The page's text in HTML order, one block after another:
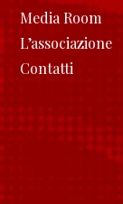
Media Room
L’associazione
Contatti